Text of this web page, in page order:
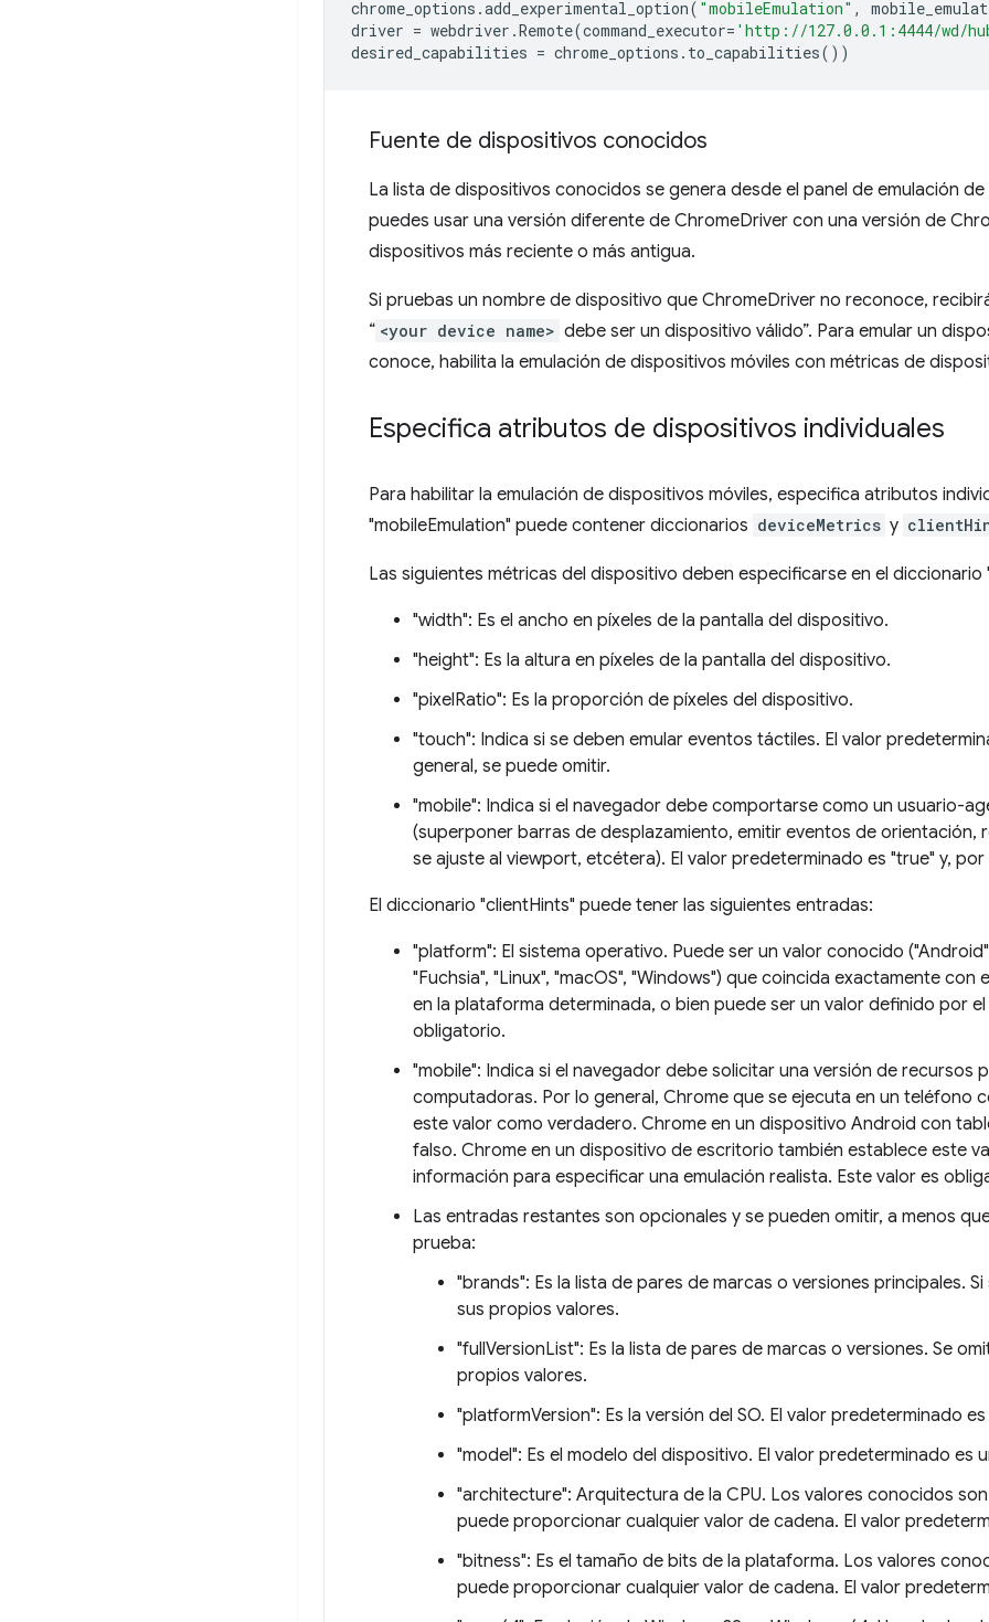
chrome_options .add_experimental_option( "mobileEmulation" ,
driver = webdriver .Remote(command_executor= 'http://127.0.0.1:4444/wd/
desired_capabilities = chrome_options . to_capabilities())
Fuente de dispositivos conocidos
La lista de dispositivos conocidos se genera desde el panel de emulación de
puedes usar una versión diferente de ChromeDriver con una versión de
dispositivos más reciente o más antigua.
Si pruebas un nombre de dispositivo que ChromeDriver no reconoce,
“ <your device name> debe ser un dispositivo válido”. Para emular un
conoce, habilita la emulación de dispositivos móviles con métricas de
Especifica atributos de dispositivos individuales
Para habilitar la emulación de dispositivos móviles, especifica atributos
"mobileEmulation" puede contener diccionarios deviceMetrics y
Las siguientes métricas del dispositivo deben especificarse en el diccionario
"width": Es el ancho en píxeles de la pantalla del dispositivo.
"height": Es la altura en píxeles de la pantalla del dispositivo.
"pixelRatio": Es la proporción de píxeles del dispositivo.
"touch": Indica si se deben emular eventos táctiles. El valor
general, se puede omitir.
"mobile": Indica si el navegador debe comportarse como un usuario-
(superponer barras de desplazamiento, emitir eventos de orientación,
se ajuste al viewport, etcétera). El valor predeterminado es "true" y,
El diccionario "clientHints" puede tener las siguientes entradas:
"platform": El sistema operativo. Puede ser un valor conocido
"Fuchsia", "Linux", "macOS", "Windows") que coincida exactamente con
en la plataforma determinada, o bien puede ser un valor definido por
obligatorio.
"mobile": Indica si el navegador debe solicitar una versión de recursos
computadoras. Por lo general, Chrome que se ejecuta en un teléfono
este valor como verdadero. Chrome en un dispositivo Android con
falso. Chrome en un dispositivo de escritorio también establece este
información para especificar una emulación realista. Este valor es
Las entradas restantes son opcionales y se pueden omitir, a menos
prueba:
"brands": Es la lista de pares de marcas o versiones principales.
sus propios valores.
"fullVersionList": Es la lista de pares de marcas o versiones. Se
propios valores.
"platformVersion": Es la versión del SO. El valor predeterminado
"model": Es el modelo del dispositivo. El valor predeterminado es
"architecture": Arquitectura de la CPU. Los valores conocidos son
puede proporcionar cualquier valor de cadena. El valor
"bitness": Es el tamaño de bits de la plataforma. Los valores
puede proporcionar cualquier valor de cadena. El valor